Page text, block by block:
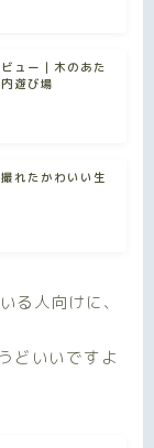
ュー｜木のあた
遊び場
れたかわいい生
る人向けに、
どいいですよ